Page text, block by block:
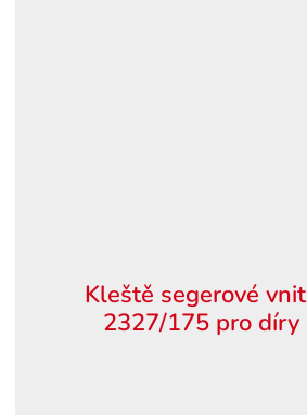
Kleště segerové
2327/175 pro díry